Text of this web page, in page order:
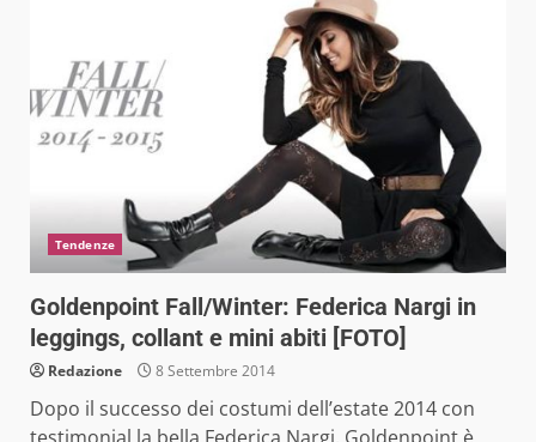
Tendenze
Goldenpoint Fall/Winter: Federica Nargi in
leggings, collant e mini abiti [FOTO]
Redazione 8 Settembre 2014
Dopo il successo dei costumi dell’estate 2014 con